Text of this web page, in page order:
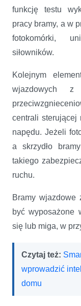
funkcję testu
pracy bramy, a w
fotokomórki,
siłowników.
Kolejnym
wjazdowych z
centrali sterującej
napędu. Jeżeli
a skrzydło
takiego
ruchu.
Bramy wjazdowe
być wyposażone
się lub miga, w
Czytaj też:
wprowadzić
domu